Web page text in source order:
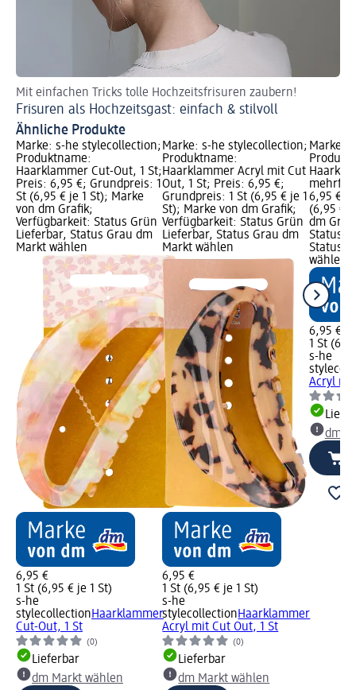
Mit einfachen Tricks tolle Hochzeitsfrisuren zaubern!
Frisuren als Hochzeitsgast: einfach & stilvoll
Ähnliche Produkte
Marke: s-he stylecollection;
Produktname:
Haarklammer Cut-Out, 1 St;
Preis: 6,95 €; Grundpreis: 1
St (6,95 € je 1 St); Marke
von dm Grafik;
Verfügbarkeit: Status Grün
Lieferbar, Status Grau dm
Markt wählen
6,95 €
1 St (6,95 € je 1 St)
s-he
stylecollectionHaarklammer
Cut-Out, 1 St
(0)
Lieferbar
dm Markt wählen
Marke: s-he stylecollection;
Produktname:
Haarklammer Acryl mit Cut
Out, 1 St; Preis: 6,95 €;
Grundpreis: 1 St (6,95 € je 1
St); Marke von dm Grafik;
Verfügbarkeit: Status Grün
Lieferbar, Status Grau dm
Markt wählen
6,95 €
1 St (6,95 € je 1 St)
s-he
stylecollectionHaarklammer
Acryl mit Cut Out, 1 St
(0)
Lieferbar
dm Markt wählen
Marke:
6,95 €;
(6,95 €
dm
Status
Status
wählen
6,95 €
1 St
s-he
Acryl
dm